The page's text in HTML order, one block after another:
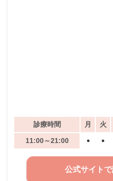
診療時間 月 火
11:00～21:00 ● ●
公式サイト